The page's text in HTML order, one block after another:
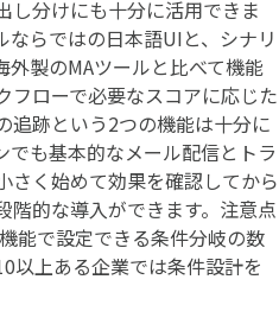
し分けにも十分に活用できま
らではの日本語UIと、シナリ
製のMAツールと比べて機能
フローで必要なスコアに応じた
追跡という2つの機能は十分に
でも基本的なメール配信とトラ
さく始めて効果を確認してから
階的な導入ができます。注意点
能で設定できる条件分岐の数
以上ある企業では条件設計を